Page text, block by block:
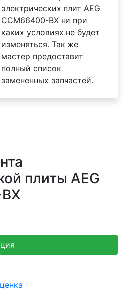
электрических плит AEG
CCM66400-BX ни при
каких условиях не будет
изменяться. Так же
мастер предоставит
полный список
замененных запчастей.
плиты AEG